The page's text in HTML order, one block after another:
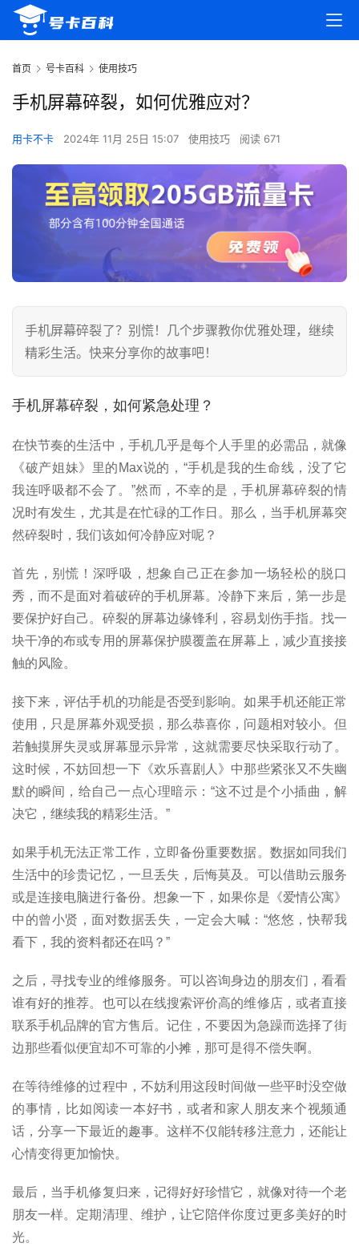
首
页
号
卡
百
科
诈
知
识
业
资
讯
投稿
首页 号卡百科 使用技巧
手机屏幕碎裂，如何优雅应对？
用卡不卡 2024年 11月 25日 15:07 使用技巧 阅读 671
手机屏幕碎裂了？别慌！几个步骤教你优雅处理，继续
精彩生活。快来分享你的故事吧！
手机屏幕碎裂，如何紧急处理？
在快节奏的生活中，手机几乎是每个人手里的必需品，就像
《破产姐妹》里的Max说的，“手机是我的生命线，没了它
我连呼吸都不会了。”然而，不幸的是，手机屏幕碎裂的情
况时有发生，尤其是在忙碌的工作日。那么，当手机屏幕突
然碎裂时，我们该如何冷静应对呢？
首先，别慌！深呼吸，想象自己正在参加一场轻松的脱口
秀，而不是面对着破碎的手机屏幕。冷静下来后，第一步是
要保护好自己。碎裂的屏幕边缘锋利，容易划伤手指。找一
块干净的布或专用的屏幕保护膜覆盖在屏幕上，减少直接接
触的风险。
接下来，评估手机的功能是否受到影响。如果手机还能正常
使用，只是屏幕外观受损，那么恭喜你，问题相对较小。但
若触摸屏失灵或屏幕显示异常，这就需要尽快采取行动了。
这时候，不妨回想一下《欢乐喜剧人》中那些紧张又不失幽
默的瞬间，给自己一点心理暗示：“这不过是个小插曲，解
决它，继续我的精彩生活。”
如果手机无法正常工作，立即备份重要数据。数据如同我们
生活中的珍贵记忆，一旦丢失，后悔莫及。可以借助云服务
或是连接电脑进行备份。想象一下，如果你是《爱情公寓》
中的曾小贤，面对数据丢失，一定会大喊：“悠悠，快帮我
看下，我的资料都还在吗？”
之后，寻找专业的维修服务。可以咨询身边的朋友们，看看
谁有好的推荐。也可以在线搜索评价高的维修店，或者直接
联系手机品牌的官方售后。记住，不要因为急躁而选择了街
边那些看似便宜却不可靠的小摊，那可是得不偿失啊。
在等待维修的过程中，不妨利用这段时间做一些平时没空做
的事情，比如阅读一本好书，或者和家人朋友来个视频通
话，分享一下最近的趣事。这样不仅能转移注意力，还能让
心情变得更加愉快。
最后，当手机修复归来，记得好好珍惜它，就像对待一个老
朋友一样。定期清理、维护，让它陪伴你度过更多美好的时
光。